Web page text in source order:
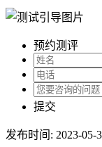
预约测评
提交
发布时间: 2023-05-